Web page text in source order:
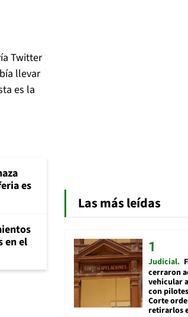
Twitter
llevar
es la
es
en el
Las más leídas
Judicial
cerraron
vehicular
con
Corte
retirarlos